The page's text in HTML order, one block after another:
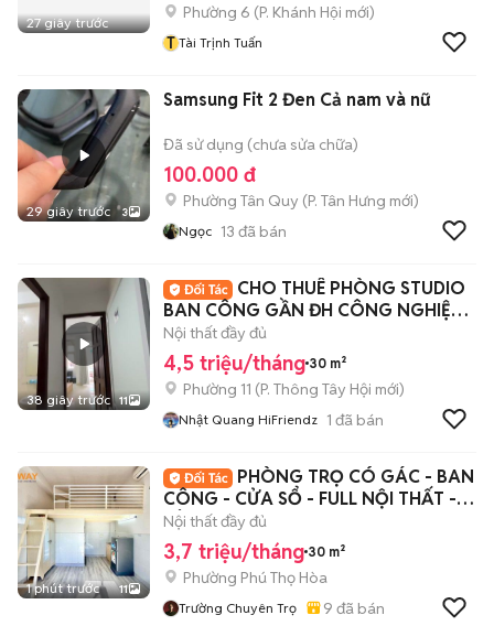
27 giây trước
Phường 6 (P. Khánh Hội mới)
T Tài Trịnh Tuấn
29 giây trước 3
Samsung Fit 2 Đen Cả nam và nữ
Đã sử dụng (chưa sửa chữa)
100.000 đ
Phường Tân Quy (P. Tân Hưng mới)
Ngọc 13 đã bán
38 giây trước 11
CHO THUÊ PHÒNG STUDIO
BAN CÔNG GẦN ĐH CÔNG NGHIỆP -
CVPM QUANG TRUNG
Nội thất đầy đủ
4,5 triệu/tháng 30 m²
Phường 11 (P. Thông Tây Hội mới)
Nhật Quang HiFriendz 1 đã bán
1 phút trước 11
PHÒNG TRỌ CÓ GÁC - BAN
CÔNG - CỬA SỔ - FULL NỘI THẤT -
TÂN HƯƠNG
Nội thất đầy đủ
3,7 triệu/tháng 30 m²
Phường Phú Thọ Hòa
Trường Chuyên Trọ 9 đã bán